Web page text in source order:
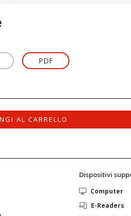
PDF
AL CARRELLO
Dispositivi
Computer
E-Readers